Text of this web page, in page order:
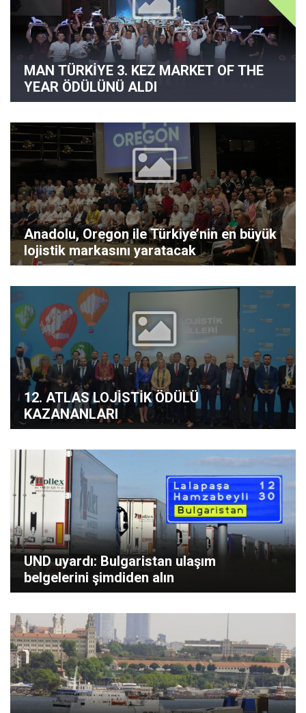
MAN TÜRKİYE 3. KEZ MARKET OF THE
YEAR ÖDÜLÜNÜ ALDI
Anadolu, Oregon ile Türkiye’nin en büyük
lojistik markasını yaratacak
12. ATLAS LOJİSTİK ÖDÜLÜ
KAZANANLARI
UND uyardı: Bulgaristan ulaşım
belgelerini şimdiden alın